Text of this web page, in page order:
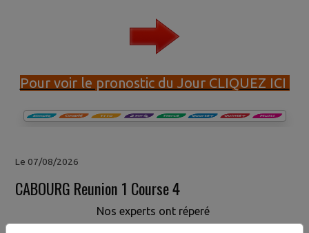
Pour voir le pronostic du Jour CLIQUEZ ICI
Le 07/08/2026
CABOURG Reunion 1 Course 4
Nos experts ont réperé